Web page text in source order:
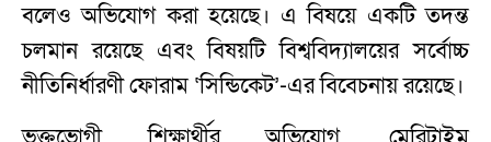
বলেও অভিযোগ করা হয়েছে। এ বিষয়ে একটি তদন্ত
চলমান রয়েছে এবং বিষয়টি বিশ্ববিদ্যালয়ের সর্বোচ্চ
নীতিনির্ধারণী ফোরাম ‘সিন্ডিকেট’-এর বিবেচনায় রয়েছে।